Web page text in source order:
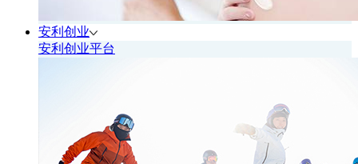
安利创业
安利创业平台